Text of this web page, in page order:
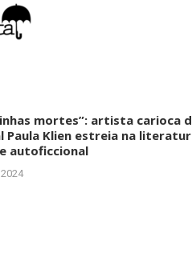
mortes”: artista carioca
Paula Klien estreia na
autoficcional